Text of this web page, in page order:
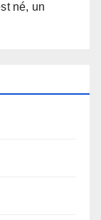
né, un